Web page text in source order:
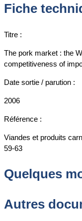
Fiche
Titre :
The pork market : the
competitiveness of
Date sortie / parution :
2006
Référence :
Viandes et produits
59-63
Quelques
Autres